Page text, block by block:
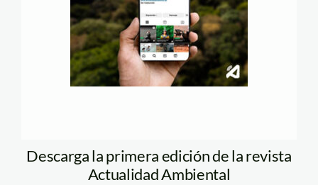
Descarga la primera edición de la revista
Actualidad Ambiental